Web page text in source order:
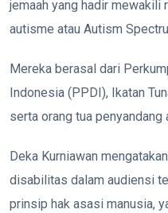
jemaah yang hadir mewakili
autisme atau Autism
Mereka berasal dari
Indonesia (PPDI), Ikatan
serta orang tua penyandang
Deka Kurniawan
disabilitas dalam audiensi
prinsip hak asasi manusia,